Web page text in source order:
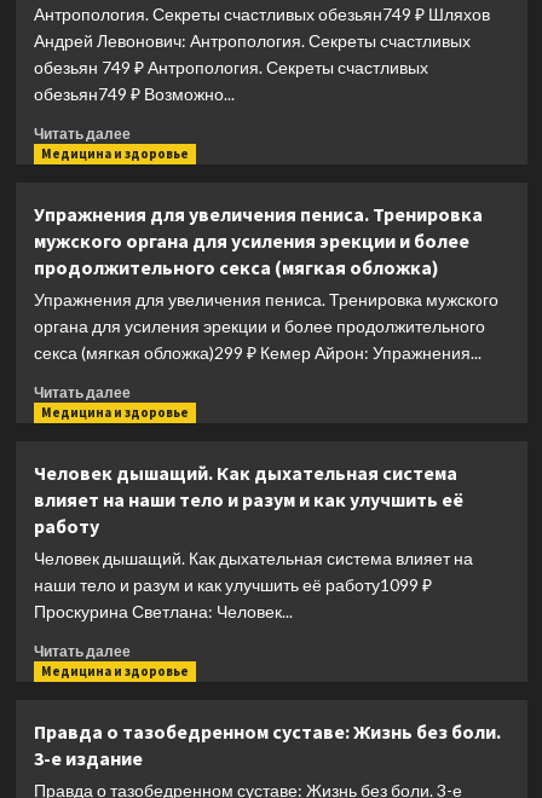
успеха
Антропология. Секреты счастливых обезьян749 ₽ Шляхов
Андрей Левонович: Антропология. Секреты счастливых
обезьян 749 ₽ Антропология. Секреты счастливых
обезьян749 ₽ Возможно...
Читать далееПрочитать
больше
Секреты
счастливых
обезьян
Медицина и здоровье
Упражнения для увеличения пениса. Тренировка
мужского органа для усиления эрекции и более
продолжительного секса (мягкая обложка)
Упражнения для увеличения пениса. Тренировка мужского
органа для усиления эрекции и более продолжительного
секса (мягкая обложка)299 ₽ Кемер Айрон: Упражнения...
Читать далееПрочитать
больше
для
увеличения
Тренировка
мужского
органа
для
эрекции
и
продолжительного
секса
Медицина и здоровье
Человек дышащий. Как дыхательная система
влияет на наши тело и разум и как улучшить её
работу
Человек дышащий. Как дыхательная система влияет на
наши тело и разум и как улучшить её работу1099 ₽
Проскурина Светлана: Человек...
Читать далееПрочитать
больше
дышащий.
Как
дыхательная
Медицина и здоровье
Правда о тазобедренном суставе: Жизнь без боли.
3-е издание
Правда о тазобедренном суставе: Жизнь без боли. 3-е